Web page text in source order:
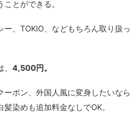
とができる。
ー、TOKIO、などもちろん取り扱っ
4,500円。
ーポン、外国人風に変身したいなら
染めも追加料金なしでOK。